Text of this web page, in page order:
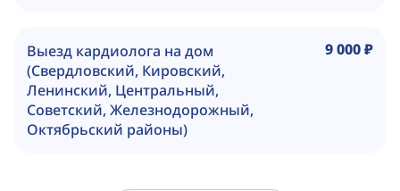
Выезд кардиолога на дом
(Свердловский, Кировский,
Ленинский, Центральный,
Советский, Железнодорожный,
Октябрьский районы)
9 000 ₽